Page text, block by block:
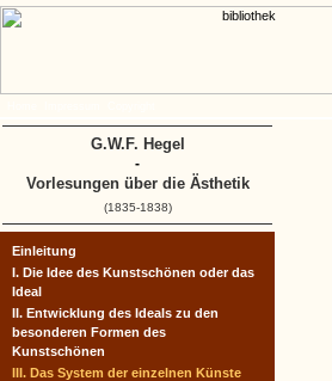
Einleitung
I. Die Idee des Kunstschönen oder das
Ideal
II. Entwicklung des Ideals zu den
besonderen Formen des
Kunstschönen
III. Das System der einzelnen Künste
G.W.F. Hegel
-
Vorlesungen über die Ästhetik
(1835-1838)